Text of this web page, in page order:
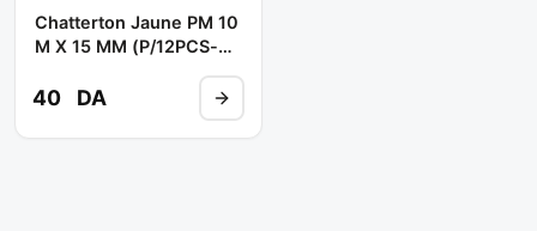
Chatterton Jaune PM 10
M X 15 MM (P/12PCS-
40 DA